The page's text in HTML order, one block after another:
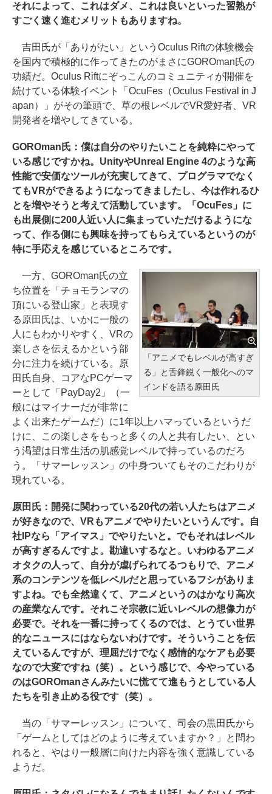
それによって、これはダメ、これは良いといった習熟が
すごく速く進むメリットもありますね。
吉田氏が「ありがたい」というOculus Riftの体験機会
を国内で積極的に作ってきたのがまさにGOROman氏の
功績だ。Oculus Riftにぞっこんのコミュニティが開催を
続けている体験イベント「OcuFes（Oculus Festival in J
apan）」がその筆頭で、草の根レベルでVR愛好者、VR
開発者を増やしてきている。
GOROman氏：僕は自分のやりたいことを純粋にやって
いる感じですかね。UnityやUnreal Engine 4のような高
性能で安価なツールが充実してきて、プログラマでなく
てもVRができるようになってきましたし、今は作れるひ
とを増やそうと考えて活動しています。「OcuFes」に
も出展側に200人近い人に集まっていただけるようにな
って、作る側にも興味を持ってもらえているというのが
特に手応えを感じているところです。
「アニメでもレベルが高すぎ
る」と舌鋒鋭く一般化へのマ
インドを語る原田氏
一方、GOROman氏の立
ち位置を「チョモランマの
頂にいる登山家」と表現す
る原田氏は、いかに一般の
人にもわかりやすく、VRの
楽しさを伝えるかという部
分に注力を続けている。原
田氏自身、コアなPCゲーマ
ーとして「PayDay2」（一
般にはマイナーだが非常に
よく出来たゲームだ）に1年以上ハマっているというだ
けに、この楽しさをもっと多くの人と共有したい、とい
う渇望は日常生活の肌感覚レベルで持っているのだろ
う。「サマーレッスン」の中身ついてもそのこだわりが
現れている。
原田氏：開発に関わっている20代の若い人たちはアニメ
が好きなので、VRもアニメでやりたいというんです。自
社IPなら「アイマス」でやりたいと。でもそれはレベル
が高すぎるんですよ。勘違いするなと。いわゆるアニメ
オタクの人って、自分が虐げられてるつもりで、アニメ
系のコンテンツを低レベルだと思っているフシがありま
すよね。でも全然違くて、アニメというのはかなり高次
の産業なんです。それこそ宗教に近いレベルの想像力が
必要で。それを一番に持ってくるのでは、とうてい世界
的なニュースにはならないわけです。そういうことを伝
えているんですが、理屈だけでなく感情的なケアも必要
なので大変ですね（笑）。という感じで、今やっている
のはGOROmanさんみたいに慌てて進もうとしている人
たちを引き止める役です（笑）。
当の「サマーレッスン」について、司会の黒田氏から
「ゲームとしてはどのように考えていますか？」と問わ
れると、やはり一般層に向けた内容を強く意識している
ようだ。